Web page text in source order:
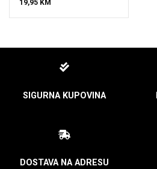
19,95 KM
SIGURNA KUPOVINA
DOSTAVA NA ADRESU